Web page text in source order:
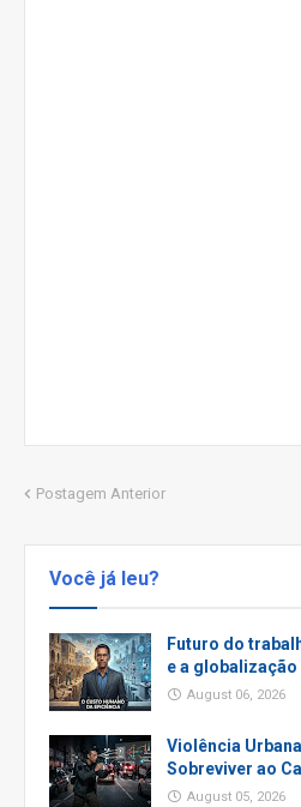
Postagem Anterior
Você já leu?
Futuro do
e a globalização
August 06, 2026
Violência
Sobreviver ao
August 05, 2026